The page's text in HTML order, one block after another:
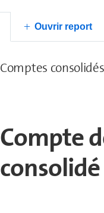
Ouvrir report
Comptes conso­li­dés
Compte
consolidé